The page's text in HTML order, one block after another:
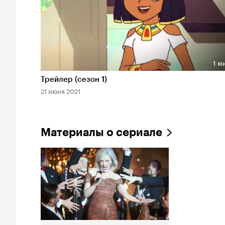
Длительность 1 мин
1
Трейлер (сезон 1)
21 июня 2021
Материалы о сериале